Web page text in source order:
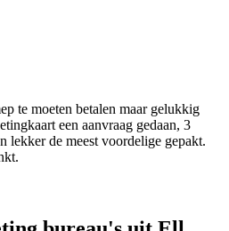
te moeten betalen maar gelukkig
een aanvraag gedaan, 3
lekker de meest voordelige gepakt.